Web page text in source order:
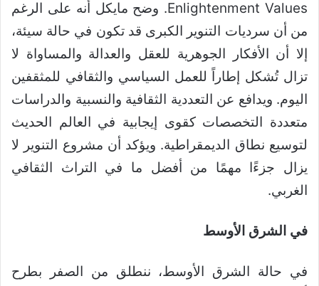
Enlightenment Values. وضح مايكل أنه على الرغم
من أن سرديات التنوير الكبرى قد تكون في حالة سيئة،
إلا أن الأفكار الجوهرية للعقل والعدالة والمساواة لا
تزال تُشكل إطاراً للعمل السياسي والثقافي للمثقفين
اليوم. ويدافع عن التعددية الثقافية والنسبية والدراسات
متعددة التخصصات كقوى إيجابية في العالم الحديث
لتوسيع نطاق الديمقراطية. ويؤكد أن مشروع التنوير لا
يزال جزءًا مهمًا من أفضل ما في التراث الثقافي
الغربي.
في الشرق الأوسط
في حالة الشرق الأوسط، ننطلق من الصفر بطرح